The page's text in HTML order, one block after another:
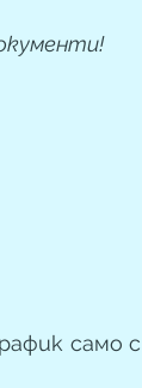
само с